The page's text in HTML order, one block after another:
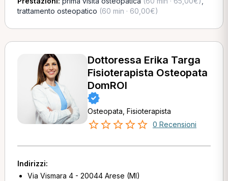
trattamento osteopatico (60 min · 60,00€)
Dottoressa Erika Targa
Fisioterapista Osteopata
DomROI
Osteopata, Fisioterapista
0 Recensioni
Indirizzi:
Via Vismara 4 - 20044 Arese (MI)